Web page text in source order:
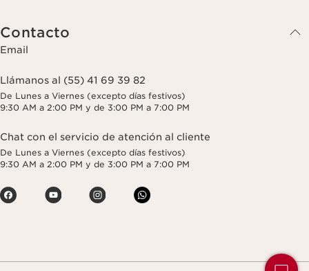
Contacto
Email
Llámanos al (55) 41 69 39 82
De Lunes a Viernes (excepto días festivos)
9:30 AM a 2:00 PM y de 3:00 PM a 7:00 PM
Chat con el servicio de atención al cliente
De Lunes a Viernes (excepto días festivos)
9:30 AM a 2:00 PM y de 3:00 PM a 7:00 PM